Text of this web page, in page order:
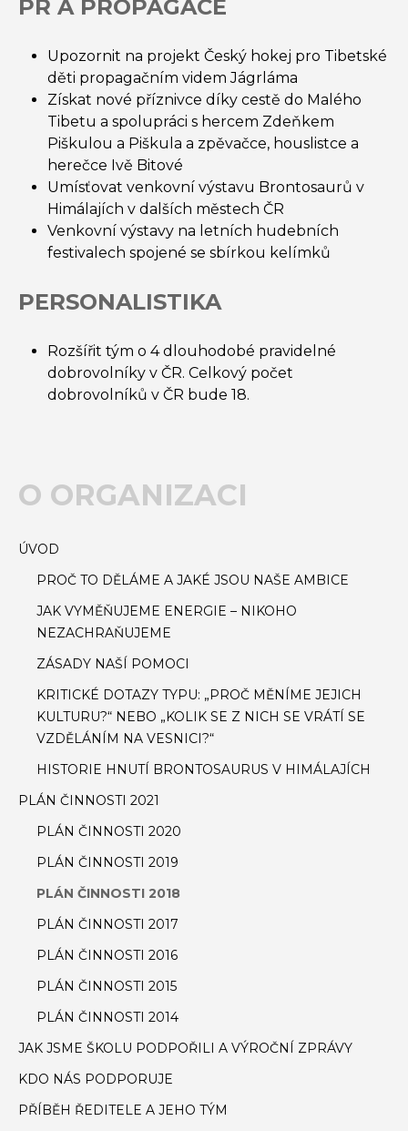
PR A PROPAGACE
Upozornit na projekt Český hokej pro Tibetské
děti propagačním videm Jágrláma
Získat nové příznivce díky cestě do Malého
Tibetu a spolupráci s hercem Zdeňkem
Piškulou a Piškula a zpěvačce, houslistce a
herečce Ivě Bitové
Umísťovat venkovní výstavu Brontosaurů v
Himálajích v dalších městech ČR
Venkovní výstavy na letních hudebních
festivalech spojené se sbírkou kelímků
PERSONALISTIKA
Rozšířit tým o 4 dlouhodobé pravidelné
dobrovolníky v ČR. Celkový počet
dobrovolníků v ČR bude 18.
O ORGANIZACI
ÚVOD
PROČ TO DĚLÁME A JAKÉ JSOU NAŠE AMBICE
JAK VYMĚŇUJEME ENERGIE – NIKOHO
NEZACHRAŇUJEME
ZÁSADY NAŠÍ POMOCI
KRITICKÉ DOTAZY TYPU: „PROČ MĚNÍME JEJICH
KULTURU?“ NEBO „KOLIK SE Z NICH SE VRÁTÍ SE
VZDĚLÁNÍM NA VESNICI?“
HISTORIE HNUTÍ BRONTOSAURUS V HIMÁLAJÍCH
PLÁN ČINNOSTI 2021
PLÁN ČINNOSTI 2020
PLÁN ČINNOSTI 2019
PLÁN ČINNOSTI 2018
PLÁN ČINNOSTI 2017
PLÁN ČINNOSTI 2016
PLÁN ČINNOSTI 2015
PLÁN ČINNOSTI 2014
JAK JSME ŠKOLU PODPOŘILI A VÝROČNÍ ZPRÁVY
KDO NÁS PODPORUJE
PŘÍBĚH ŘEDITELE A JEHO TÝM